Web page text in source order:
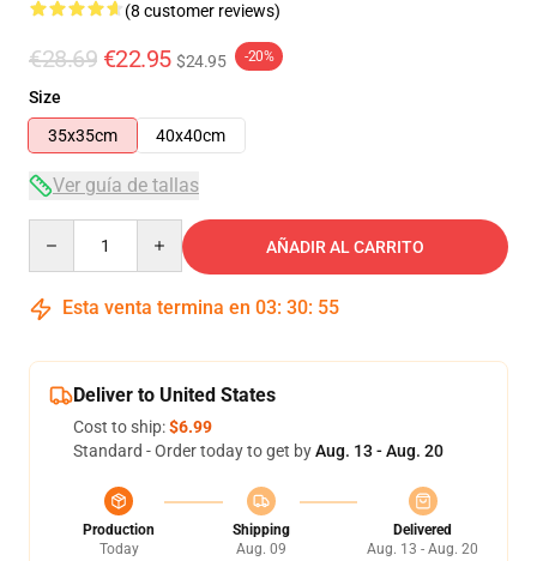
(8 customer reviews)
€28.69 €22.95 $24.95 -20%
Size
35x35cm
40x40cm
Ver guía de tallas
AÑADIR AL CARRITO
Esta venta termina en 03: 30: 54
Deliver to United States
Cost to ship:$6.99
Standard - Order today to get byAug. 13 - Aug. 20
Production
Today
Shipping
Aug. 09
Delivered
Aug. 13 - Aug. 20